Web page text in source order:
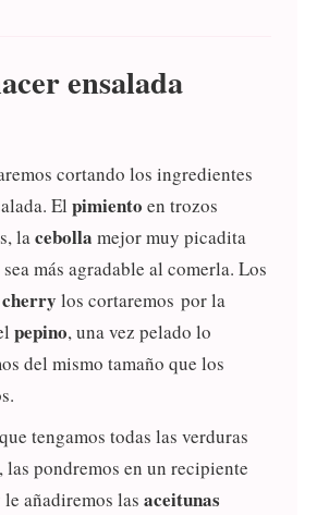
ensalada
cortando los ingredientes
El pimiento en trozos
lacebolla mejor muy picadita
más agradable al comerla. Los
los cortaremos por la
pepino, una vez pelado lo
del mismo tamaño que los
tengamos todas las verduras
las pondremos en un recipiente
añadiremos las aceitunas